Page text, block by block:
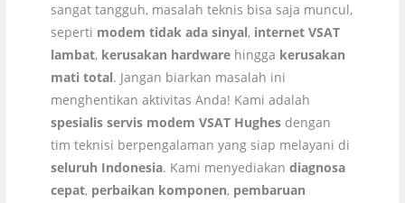
sangat tangguh, masalah teknis bisa saja muncul,
seperti modem tidak ada sinyal, internet VSAT
lambat, kerusakan hardware hingga kerusakan
mati total. Jangan biarkan masalah ini
menghentikan aktivitas Anda! Kami adalah
spesialis servis modem VSAT Hughes dengan
tim teknisi berpengalaman yang siap melayani di
seluruh Indonesia. Kami menyediakandiagnosa
cepat, perbaikan komponen, pembaruan